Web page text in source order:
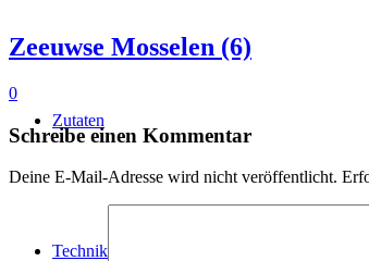
Zutaten
Technik
Zeeuwse Mosselen (6)
0
Schreibe einen Kommentar
Deine E-Mail-Adresse wird nicht veröffentlicht.